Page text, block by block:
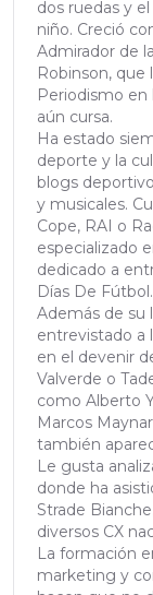
dos ruedas y
niño. Creció
Admirador de
Robinson,
Periodismo en
aún cursa.
Ha estado
deporte y la
blogs
y musicales.
Cope, RAI o
especializado
dedicado a
Días De Fútbol.
Además de su
entrevistado a
en el devenir
Valverde o
como Alberto
Marcos
también
Le gusta
donde ha
Strade
diversos CX
La formación
marketing y